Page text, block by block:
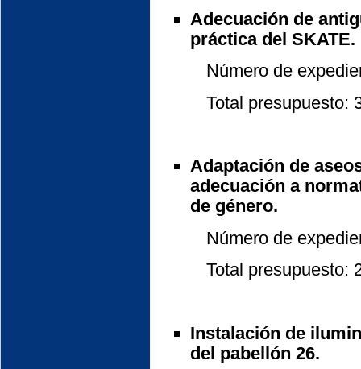
Adecuación de
práctica del SKATE.
Número de
Total presupuesto:
Adaptación de
adecuación a
de género.
Número de
Total presupuesto:
Instalación de
del pabellón 26.